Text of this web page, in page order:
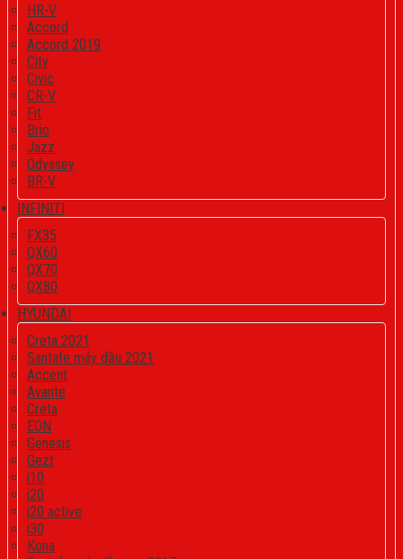
HR-V
Accord
Accord 2019
City
Civic
CR-V
Fit
Brio
Jazz
Odyssey
BR-V
INFINITI
FX35
QX60
QX70
QX80
HYUNDAI
Creta 2021
Santafe máy dầu 2021
Accent
Avante
Creta
EON
Genesis
Gezt
i10
i20
i20 active
i30
Kona